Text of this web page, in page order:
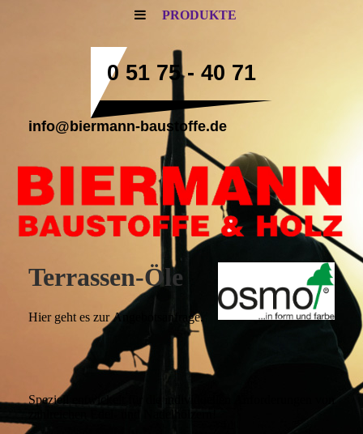
PRODUKTE
0 51 75 - 40 71
info@biermann-baustoffe.de
Terrassen-Öle
Hier geht es zur Angebotsanfrage.
Speziell entwickelt für die individuellen Anforderungen von
zahlreichen Edel- und Nadelhölzern!